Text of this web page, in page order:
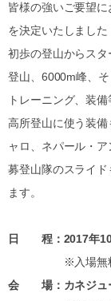
皆様の強いご要望
を決定いたしました
初歩の登山からス
登山、6000m峰、
トレーニング、装
高所登山に使う装
ャロ、ネパール・
募登山隊のスライ
ます。
日 程：2017年10
※入場無料・予
会 場：カネジュ